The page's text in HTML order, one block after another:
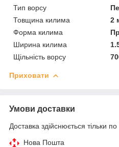
Тип ворсу
Товщина килима
2
Форма килима
Ширина килима
Щільність ворсу
Приховати
Умови доставки
Доставка здійснюється тільки
Нова Пошта